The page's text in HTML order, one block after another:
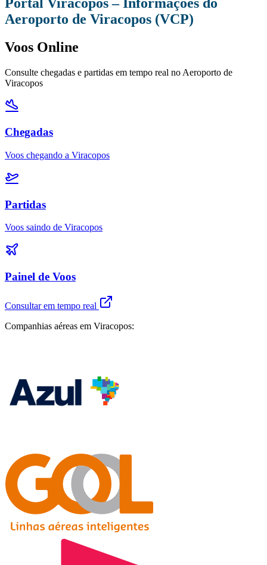
Aeroporto de Viracopos (VCP)
Voos Online
Consulte chegadas e partidas em tempo real no Aeroporto de
Viracopos
Chegadas
Voos chegando a Viracopos
Partidas
Voos saindo de Viracopos
Painel de Voos
Consultar em tempo real
Companhias aéreas em Viracopos: